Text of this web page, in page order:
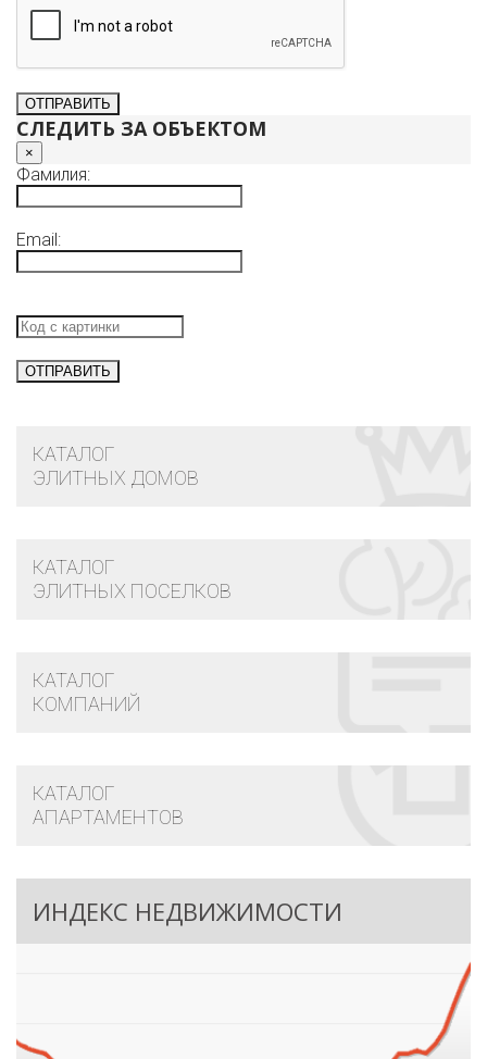
СЛЕДИТЬ ЗА ОБЪЕКТОМ
×
Фамилия:
Email:
КАТАЛОГ
ЭЛИТНЫХ ДОМОВ
КАТАЛОГ
ЭЛИТНЫХ ПОСЕЛКОВ
КАТАЛОГ
КОМПАНИЙ
КАТАЛОГ
АПАРТАМЕНТОВ
ИНДЕКС НЕДВИЖИМОСТИ